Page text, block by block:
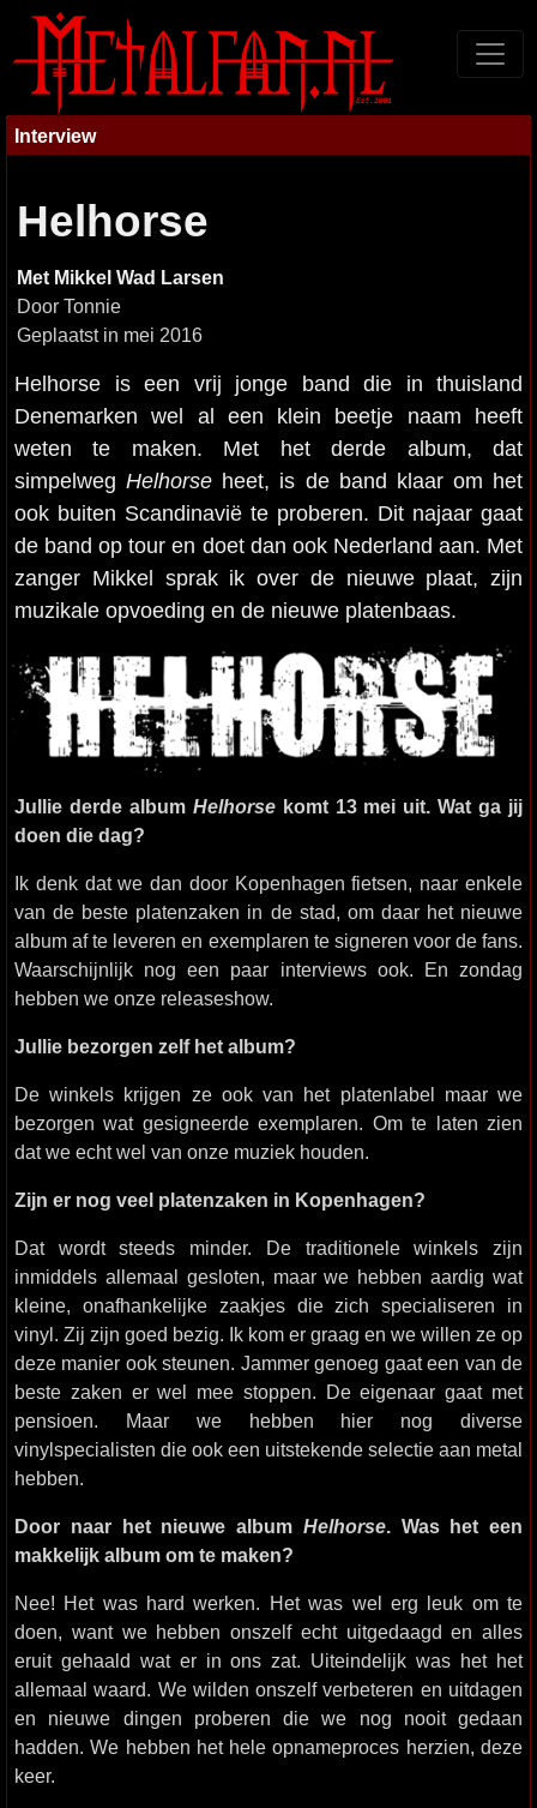
Interview
Helhorse
Met Mikkel Wad Larsen
Door Tonnie
Geplaatst in mei 2016
Helhorse is een vrij jonge band die in thuisland
Denemarken wel al een klein beetje naam heeft
weten te maken. Met het derde album, dat
simpelwegHelhorse heet, is de band klaar om het
ook buiten Scandinavië te proberen. Dit najaar gaat
de band op tour en doet dan ook Nederland aan. Met
zanger Mikkel sprak ik over de nieuwe plaat, zijn
muzikale opvoeding en de nieuwe platenbaas.
Jullie derde album Helhorsekomt 13 mei uit. Wat ga jij
doen die dag?
Ik denk dat we dan door Kopenhagen fietsen, naar enkele
van de beste platenzaken in de stad, om daar het nieuwe
album af te leveren en exemplaren te signeren voor de fans.
Waarschijnlijk nog een paar interviews ook. En zondag
hebben we onze releaseshow.
Jullie bezorgen zelf het album?
De winkels krijgen ze ook van het platenlabel maar we
bezorgen wat gesigneerde exemplaren. Om te laten zien
dat we echt wel van onze muziek houden.
Zijn er nog veel platenzaken in Kopenhagen?
Dat wordt steeds minder. De traditionele winkels zijn
inmiddels allemaal gesloten, maar we hebben aardig wat
kleine, onafhankelijke zaakjes die zich specialiseren in
vinyl. Zij zijn goed bezig. Ik kom er graag en we willen ze op
deze manier ook steunen. Jammer genoeg gaat een van de
beste zaken er wel mee stoppen. De eigenaar gaat met
pensioen. Maar we hebben hier nog diverse
vinylspecialisten die ook een uitstekende selectie aan metal
hebben.
Door naar het nieuwe album Helhorse. Was het een
makkelijk album om te maken?
Nee! Het was hard werken. Het was wel erg leuk om te
doen, want we hebben onszelf echt uitgedaagd en alles
eruit gehaald wat er in ons zat. Uiteindelijk was het het
allemaal waard. We wilden onszelf verbeteren en uitdagen
en nieuwe dingen proberen die we nog nooit gedaan
hadden. We hebben het hele opnameproces herzien, deze
keer.